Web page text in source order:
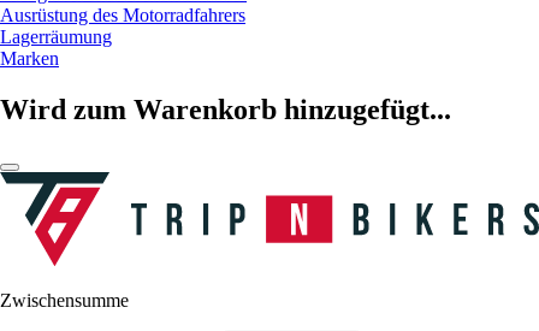
Ausrüstung des Motorradfahrers
Lagerräumung
Marken
Wird zum Warenkorb hinzugefügt...
Zwischensumme